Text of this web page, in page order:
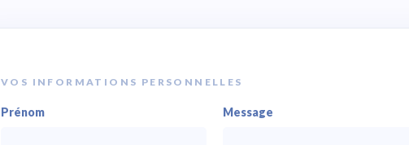
VOS INFORMATIONS PERSONNELLES
Prénom Message